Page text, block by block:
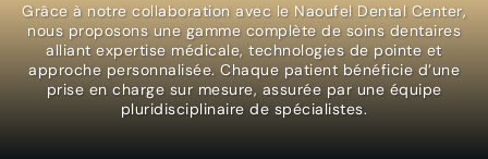
Grâce à notre collaboration avec le Naoufel Dental Center,
nous proposons une gamme complète de soins dentaires
alliant expertise médicale, technologies de pointe et
approche personnalisée. Chaque patient bénéficie d’une
prise en charge sur mesure, assurée par une équipe
pluridisciplinaire de spécialistes.​